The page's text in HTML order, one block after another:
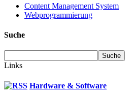
Content Management System
Webprogrammierung
Suche
Links
Hardware & Software